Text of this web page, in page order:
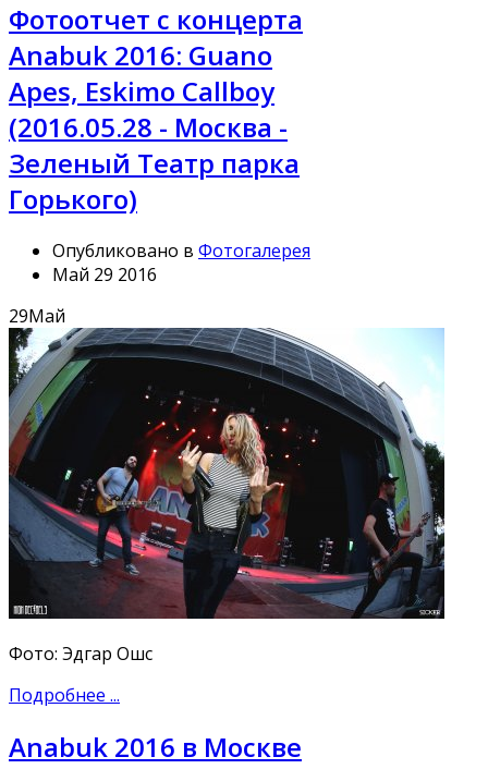
Фотоотчет с концерта
Anabuk 2016: Guano
Apes, Eskimo Callboy
(2016.05.28 - Москва -
Зеленый Театр парка
Горького)
Опубликовано в Фотогалерея
Май 29 2016
29Май
Фото: Эдгар Ошс
Подробнее ...
Anabuk 2016 в Москве